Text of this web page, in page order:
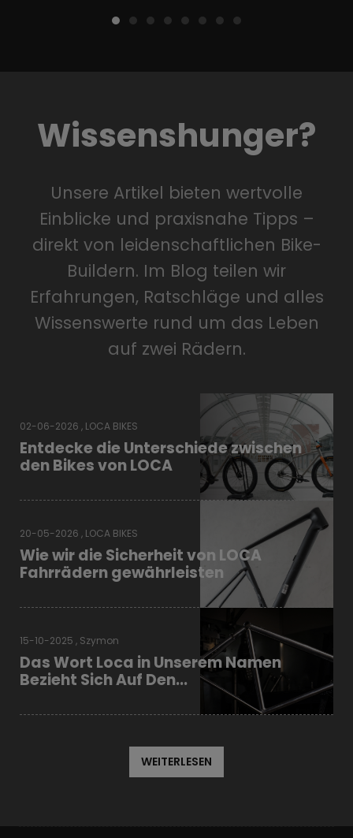
Wissenshunger?
Unsere Artikel bieten wertvolle
Einblicke und praxisnahe Tipps –
direkt von leidenschaftlichen Bike-
Buildern. Im Blog teilen wir
Erfahrungen, Ratschläge und alles
Wissenswerte rund um das Leben
auf zwei Rädern.
02-06-2026 , LOCA BIKES
Entdecke die Unterschiede zwischen
den Bikes von LOCA
20-05-2026 , LOCA BIKES
Wie wir die Sicherheit von LOCA
Fahrrädern gewährleisten
15-10-2025 , Szymon
Das Wort Loca in Unserem Namen
Bezieht Sich Auf Den...
WEITERLESEN